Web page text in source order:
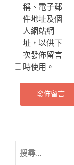
稱、電子郵
件地址及個
人網站網
址，以供下
次發佈留言
時使用。
尋